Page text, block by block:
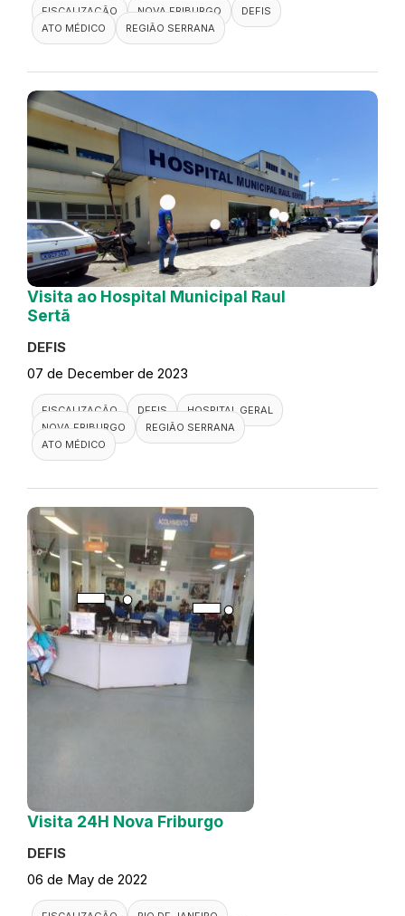
FISCALIZAÇÃO NOVA FRIBURGO
DEFIS
ATO MÉDICO
REGIÃO SERRANA
Visita ao Hospital Municipal Raul
Sertã
DEFIS
07 de December de 2023
FISCALIZAÇÃO DEFIS
HOSPITAL GERAL
NOVA FRIBURGO
REGIÃO SERRANA
ATO MÉDICO
Visita 24H Nova Friburgo
DEFIS
06 de May de 2022